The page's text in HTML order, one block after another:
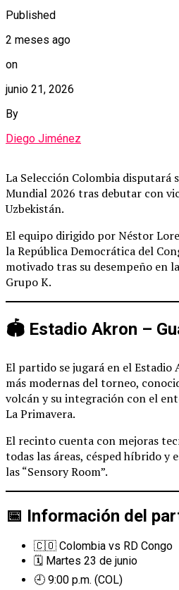
Published
2 meses ago
on
junio 21, 2026
By
Diego Jiménez
La Selección Colombia disputará
Mundial 2026 tras debutar con
Uzbekistán.
El equipo dirigido por Néstor
la República Democrática del
motivado tras su desempeño en
Grupo K.
🏟️ Estadio Akron –
El partido se jugará en el Estadio
más modernas del torneo,
volcán y su integración con el
La Primavera.
El recinto cuenta con mejoras
todas las áreas, césped híbrido y
las “Sensory Room”.
📅 Información del
🇨🇴 Colombia vs RD Congo
🗓️ Martes 23 de junio
🕘 9:00 p.m. (COL)